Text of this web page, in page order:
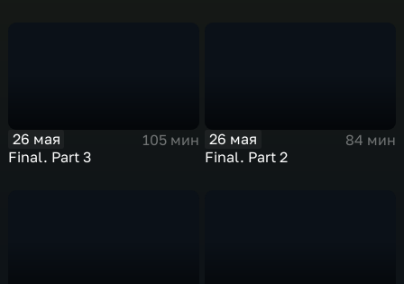
26 мая
105 мин
Final. Part 3
26 мая
84 мин
Final. Part 2